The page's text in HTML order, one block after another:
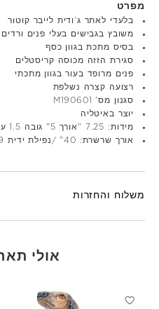
מפרט
בלעדי לאתר ג'ודית לייבר קוטור
משובץ בגבישים בעלי פנים ורדים
בסיס מתכת בגוון כסף
סגירת הזזה מכוסה קריסטלים
פנים מרופד בעור בגוון מתכתי
רצועה קצרה נשלפת
סגנון מס' M190601
יוצר באיטליה
מידות: 7.25 "אורך 5" גובה 1.5 עומק
אורך שרשרת: 40" /נפילת ידית 19"
משלוח והחזרות
אולי